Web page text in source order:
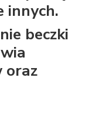
innych.
beczki
oraz